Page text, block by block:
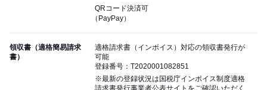
QRコード決済可
（PayPay）
領収書（適格簡易請求
書）
適格請求書（インボイス）対応の領収書発行が
可能
登録番号：T2020001082851
※最新の登録状況は国税庁インボイス制度適格
請求書発行事業者公表サイトをご確認いただく